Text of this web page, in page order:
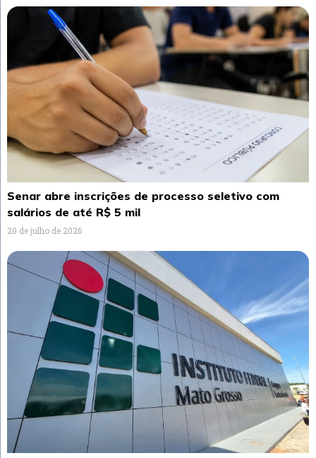
Senar abre inscrições de processo seletivo com
salários de até R$ 5 mil
20 de julho de 2026